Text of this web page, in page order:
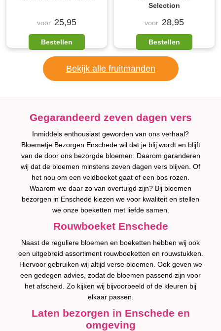
voor 25,95
Bestellen
Selection
voor 28,95
Bestellen
Bekijk alle fruitmanden
Gegarandeerd zeven dagen vers
Inmiddels enthousiast geworden van ons verhaal?
Bloemetje Bezorgen Enschede wil dat je blij wordt en blijft
van de door ons bezorgde bloemen. Daarom garanderen
wij dat de bloemen minstens zeven dagen vers blijven. Of
het nou om een veldboeket gaat of een bos rozen.
Waarom we daar zo van overtuigd zijn? Bij bloemen
bezorgen in Enschede kiezen we voor kwaliteit en stellen
we onze boeketten met liefde samen.
Rouwboeket Enschede
Naast de reguliere bloemen en boeketten hebben wij ook
een uitgebreid assortiment rouwboeketten en rouwstukken.
Hiervoor gebruiken wij altijd verse bloemen. Ook geven we
een gedegen advies, zodat de bloemen passend zijn voor
het afscheid. Zo kijken wij bijvoorbeeld of de kleuren bij
elkaar passen.
Laten bezorgen in Enschede en
omgeving